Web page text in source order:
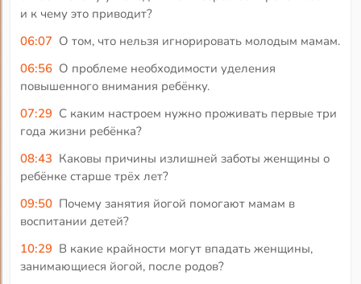
и к чему это приводит?
06:07 О том, что нельзя игнорировать молодым мамам.
06:56 О проблеме необходимости уделения
повышенного внимания ребёнку.
07:29 С каким настроем нужно проживать первые три
года жизни ребёнка?
08:43 Каковы причины излишней заботы женщины о
ребёнке старше трёх лет?
09:50 Почему занятия йогой помогают мамам в
воспитании детей?
10:29 В какие крайности могут впадать женщины,
занимающиеся йогой, после родов?